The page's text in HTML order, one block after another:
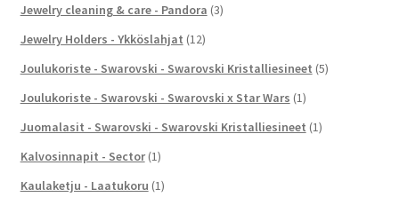
Jewelry cleaning & care - Pandora (3)
Jewelry Holders - Ykköslahjat (12)
Joulukoriste - Swarovski - Swarovski Kristalliesineet (5)
Joulukoriste - Swarovski - Swarovski x Star Wars (1)
Juomalasit - Swarovski - Swarovski Kristalliesineet (1)
Kalvosinnapit - Sector (1)
Kaulaketju - Laatukoru (1)